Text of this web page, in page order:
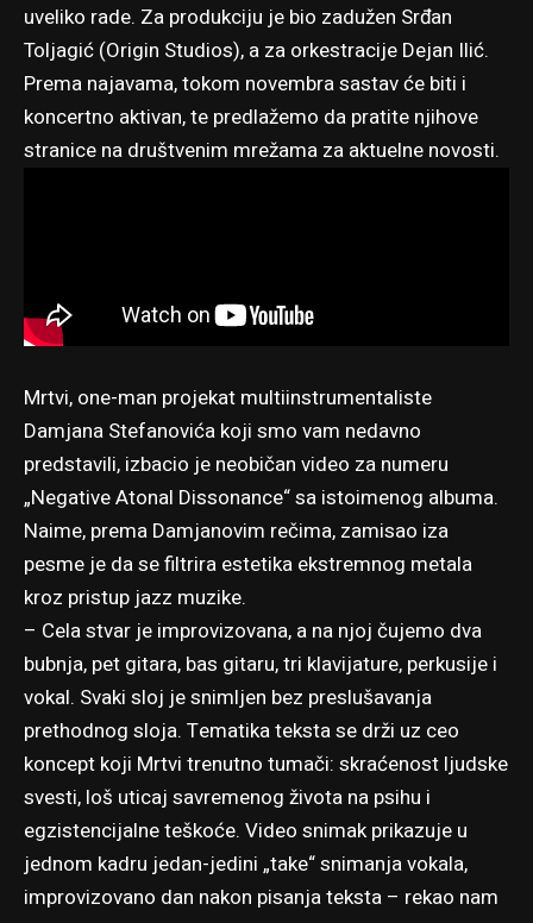
uveliko rade. Za produkciju je bio zadužen Srđan
Toljagić (Origin Studios), a za orkestracije Dejan Ilić.
Prema najavama, tokom novembra sastav će biti i
koncertno aktivan, te predlažemo da pratite njihove
stranice na društvenim mrežama za aktuelne novosti.
Mrtvi, one-man projekat multiinstrumentaliste
Damjana Stefanovića koji smo vam nedavno
predstavili, izbacio je neobičan video za numeru
„Negative Atonal Dissonance“ sa istoimenog albuma.
Naime, prema Damjanovim rečima, zamisao iza
pesme je da se filtrira estetika ekstremnog metala
kroz pristup jazz muzike.
– Cela stvar je improvizovana, a na njoj čujemo dva
bubnja, pet gitara, bas gitaru, tri klavijature, perkusije i
vokal. Svaki sloj je snimljen bez preslušavanja
prethodnog sloja. Tematika teksta se drži uz ceo
koncept koji Mrtvi trenutno tumači: skraćenost ljudske
svesti, loš uticaj savremenog života na psihu i
egzistencijalne teškoće. Video snimak prikazuje u
jednom kadru jedan-jedini „take“ snimanja vokala,
improvizovano dan nakon pisanja teksta – rekao nam